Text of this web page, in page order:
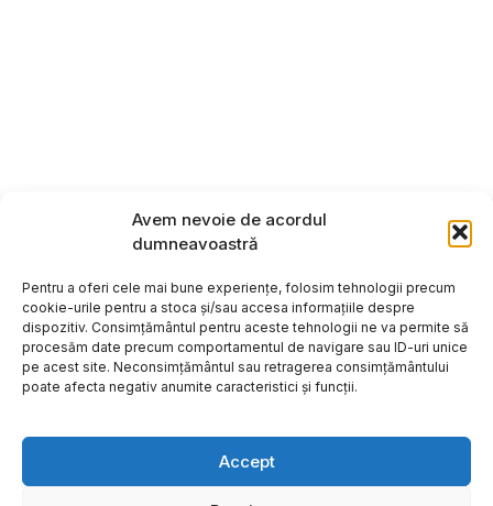
Avem nevoie de acordul
dumneavoastră
Pentru a oferi cele mai bune experiențe, folosim tehnologii precum
cookie-urile pentru a stoca și/sau accesa informațiile despre
dispozitiv. Consimțământul pentru aceste tehnologii ne va permite să
procesăm date precum comportamentul de navigare sau ID-uri unice
pe acest site. Neconsimțământul sau retragerea consimțământului
poate afecta negativ anumite caracteristici și funcții.
Accept